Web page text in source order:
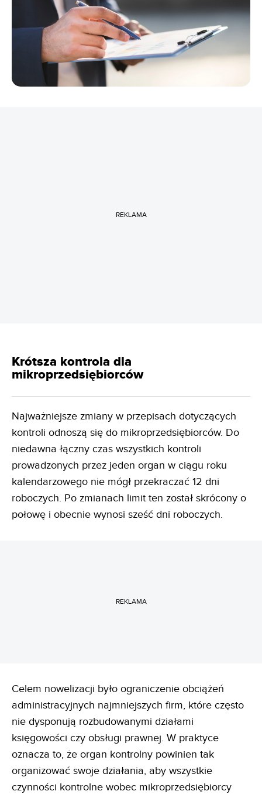
REKLAMA
Krótsza kontrola dla
mikroprzedsiębiorców
Najważniejsze zmiany w przepisach dotyczących
kontroli odnoszą się do mikroprzedsiębiorców. Do
niedawna łączny czas wszystkich kontroli
prowadzonych przez jeden organ w ciągu roku
kalendarzowego nie mógł przekraczać 12 dni
roboczych. Po zmianach limit ten został skrócony o
połowę i obecnie wynosi sześć dni roboczych.
REKLAMA
Celem nowelizacji było ograniczenie obciążeń
administracyjnych najmniejszych firm, które często
nie dysponują rozbudowanymi działami
księgowości czy obsługi prawnej. W praktyce
oznacza to, że organ kontrolny powinien tak
organizować swoje działania, aby wszystkie
czynności kontrolne wobec mikroprzedsiębiorcy